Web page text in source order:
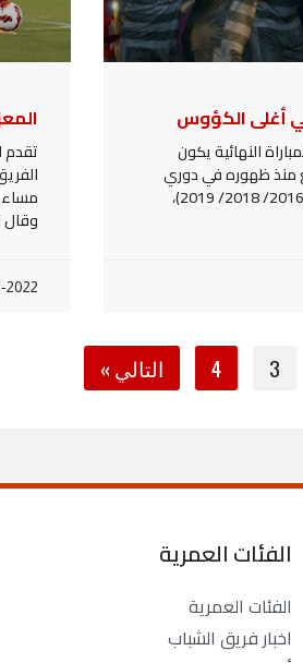
أغلى الكؤوس
النهائية يكون
منذ ظهوره في دوري
تقدم
مساء
وقال
2022
3
4 التالي »
الفئات العمرية
الفئات العمرية
اخبار فريق الشباب